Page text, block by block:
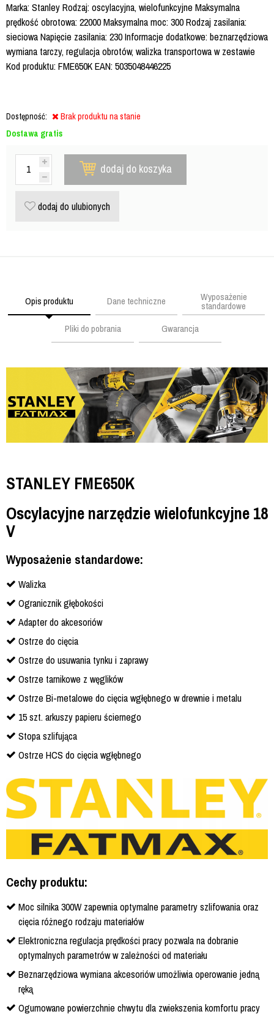
Marka: Stanley Rodzaj: oscylacyjna, wielofunkcyjne Maksymalna
prędkość obrotowa: 22000 Maksymalna moc: 300 Rodzaj zasilania:
sieciowa Napięcie zasilania: 230 Informacje dodatkowe: beznarzędziowa
wymiana tarczy, regulacja obrotów, walizka transportowa w zestawie
Kod produktu: FME650K EAN: 5035048446225
Dostępność:
Brak produktu na stanie
Dostawa gratis
dodaj do koszyka
dodaj do ulubionych
Opis produktu Dane techniczne Wyposażenie
standardowe
Pliki do pobrania
Gwarancja
STANLEY FME650K
Oscylacyjne narzędzie wielofunkcyjne 18
V
Wyposażenie standardowe:
Walizka
Ogranicznik głębokości
Adapter do akcesoriów
Ostrze do cięcia
Ostrze do usuwania tynku i zaprawy
Ostrze tarnikowe z węglików
Ostrze Bi-metalowe do cięcia wgłębnego w drewnie i metalu
15 szt. arkuszy papieru ściernego
Stopa szlifująca
Ostrze HCS do cięcia wgłębnego
Cechy produktu:
Moc silnika 300W zapewnia optymalne parametry szlifowania oraz
cięcia różnego rodzaju materiałów
Elektroniczna regulacja prędkości pracy pozwala na dobranie
optymalnych parametrów w zależności od materiału
Beznarzędziowa wymiana akcesoriów umożliwia operowanie jedną
ręką
Ogumowane powierzchnie chwytu dla zwiekszenia komfortu pracy